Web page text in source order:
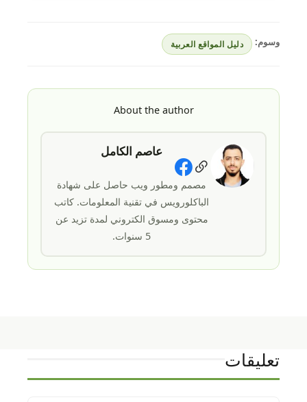
وسوم: دليل المواقع العربية
About the author
عاصم الكامل
Social Links
مصمم ومطور ويب حاصل على شهادة
الباكلورويس في تقنية المعلومات. كاتب
محتوى ومسوق الكتروني لمدة تزيد عن
5 سنوات.
تعليقات